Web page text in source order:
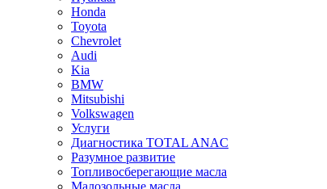
Honda
Toyota
Chevrolet
Audi
Kia
BMW
Mitsubishi
Volkswagen
Услуги
Диагностика TOTAL ANAC
Разумное развитие
Топливосберегающие масла
Малозольные масла